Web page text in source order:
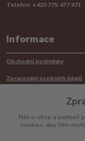
Telefon: +420 775 477 971
Informace
Obchodní podmínky
Zpracování osobních údajů
Mimosoudní řešení sporů
Náš e-shop a partneři
cookies, aby Vám